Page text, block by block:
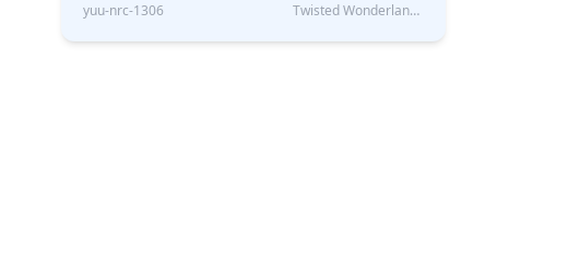
yuu-nrc-1306 Twisted Wonderland Kin Quiz